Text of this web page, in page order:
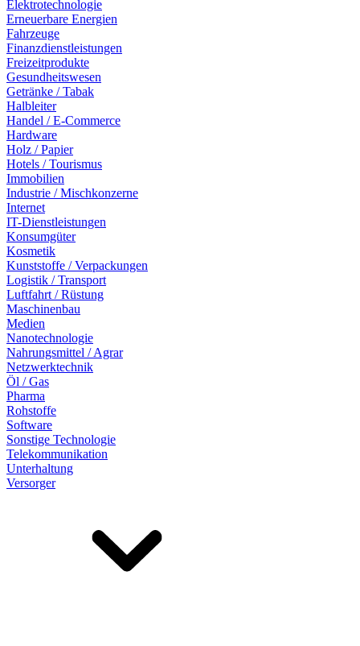
Elektrotechnologie
Erneuerbare Energien
Fahrzeuge
Finanzdienstleistungen
Freizeitprodukte
Gesundheitswesen
Getränke / Tabak
Halbleiter
Handel / E-Commerce
Hardware
Holz / Papier
Hotels / Tourismus
Immobilien
Industrie / Mischkonzerne
Internet
IT-Dienstleistungen
Konsumgüter
Kosmetik
Kunststoffe / Verpackungen
Logistik / Transport
Luftfahrt / Rüstung
Maschinenbau
Medien
Nanotechnologie
Nahrungsmittel / Agrar
Netzwerktechnik
Öl / Gas
Pharma
Rohstoffe
Software
Sonstige Technologie
Telekommunikation
Unterhaltung
Versorger